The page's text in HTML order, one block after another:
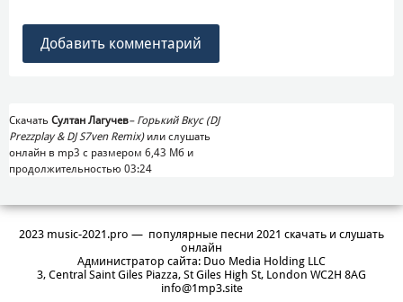
Добавить комментарий
Скачать Султан Лагучев– Горький Вкус (DJ
Prezzplay & DJ S7ven Remix)или слушать
онлайн в mp3 с размером 6,43 Mб и
продолжительностью 03:24
2023 music-2021.pro — популярные песни 2021 скачать и слушать
онлайн
Администратор сайта: Duo Media Holding LLC
3, Central Saint Giles Piazza, St Giles High St, London WC2H 8AG
info@1mp3.site